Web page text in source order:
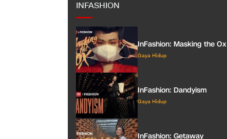
INFASHION
InFashion: Masking the Ox
Gaya Hidup
InFashion: Dandyism
Gaya Hidup
InFashion: Getaway